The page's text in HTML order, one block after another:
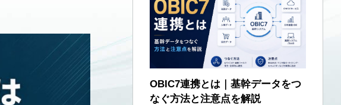
OBIC7連携とは｜基幹データをつ
なぐ方法と注意点を解説